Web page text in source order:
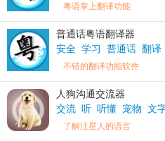
粤语掌上翻译功能
普通话粤语翻译器
安全 学习 普通话 翻译
不错的翻译功能软件
人狗沟通交流器
交流 听 听懂 宠物 文
了解汪星人的语言